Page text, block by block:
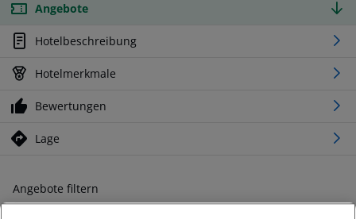
Angebote
Hotelbeschreibung
Hotelmerkmale
Bewertungen
Lage
Angebote filtern
Ändern Sie Ihre Kriterien nach Ihren Wünschen